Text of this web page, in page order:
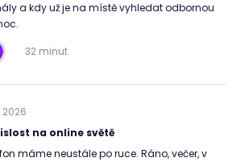
a kdy už je na místě vyhledat odbornou
32 minut
2026
na online světě
máme neustále po ruce. Ráno, večer, v